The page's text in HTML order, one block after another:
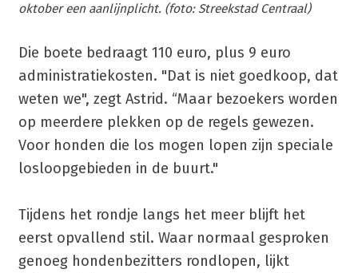
oktober een aanlijnplicht. (foto: Streekstad Centraal)
Die boete bedraagt 110 euro, plus 9 euro
administratiekosten. "Dat is niet goedkoop, dat
weten we", zegt Astrid. “Maar bezoekers worden
op meerdere plekken op de regels gewezen.
Voor honden die los mogen lopen zijn speciale
losloopgebieden in de buurt."
Tijdens het rondje langs het meer blijft het
eerst opvallend stil. Waar normaal gesproken
genoeg hondenbezitters rondlopen, lijkt